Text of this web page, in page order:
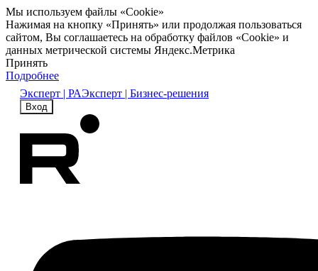
Мы используем файлы «Cookie»
Нажимая на кнопку «Принять» или продолжая пользоваться
сайтом, Вы соглашаетесь на обработку файлов «Cookie» и
данных метрической системы Яндекс.Метрика
Принять
Подробнее
Эксперт | РАЭксперт | Бизнес-решения
Вход